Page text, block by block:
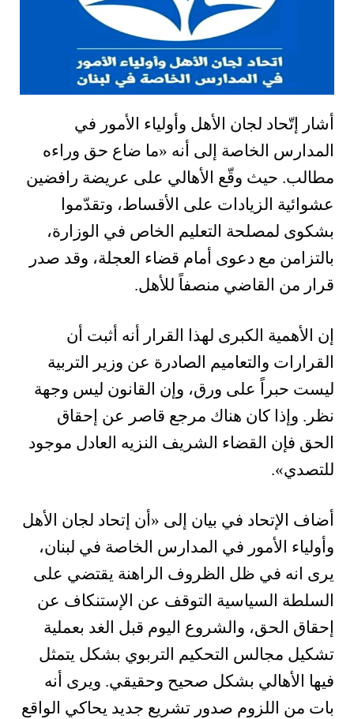
أشار إتّحاد لجان الأهل وأولياء الأمور في
المدارس الخاصة إلى أنه «ما ضاع حق وراءه
مطالب. حيث وقّع الأهالي على عريضة رافضين
عشوائية الزيادات على الأقساط، وتقدّموا
بشكوى لمصلحة التعليم الخاص في الوزارة،
بالتزامن مع دعوى أمام قضاء العجلة، وقد صدر
قرار من القاضي منصفاً للأهل.
إن الأهمية الكبرى لهذا القرار أنه أثبت أن
القرارات والتعاميم الصادرة عن وزير التربية
ليست حبراً على ورق، وإن القانون ليس وجهة
نظر. وإذا كان هناك مرجع قاصر عن إحقاق
الحق فإن القضاء الشريف النزيه العادل موجود
للتصدي«
.
أضاف الإتحاد في بيان إلى «أن إتحاد لجان الأهل
وأولياء الأمور في المدارس الخاصة في لبنان،
يرى انه في ظل الظروف الراهنة يقتضي على
السلطة السياسية التوقف عن الإستنكاف عن
إحقاق الحق، والشروع اليوم قبل الغد بعملية
تشكيل مجالس التحكيم التربوي بشكل يتمثل
فيها الأهالي بشكل صحيح وحقيقي. ويرى أنه
بات من اللزوم صدور تشريع جديد يحاكي الواقع